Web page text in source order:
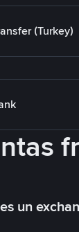
(Turkey)
un